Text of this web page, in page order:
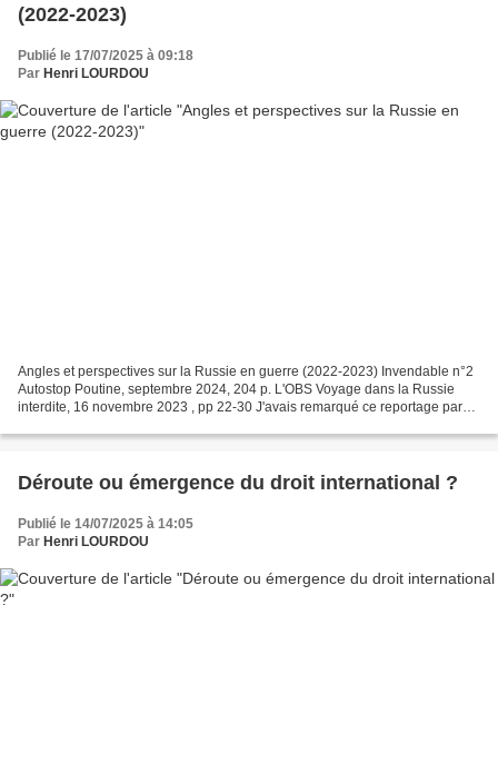
(2022-2023)
Publié le 17/07/2025 à 09:18
Par Henri LOURDOU
Angles et perspectives sur la Russie en guerre (2022-2023) Invendable n°2
Autostop Poutine, septembre 2024, 204 p. L'OBS Voyage dans la Russie
interdite, 16 novembre 2023 , pp 22-30 J'avais remarqué ce reportage paru
Déroute ou émergence du droit international ?
Publié le 14/07/2025 à 14:05
Par Henri LOURDOU